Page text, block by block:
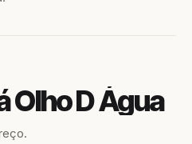
Olho D Água